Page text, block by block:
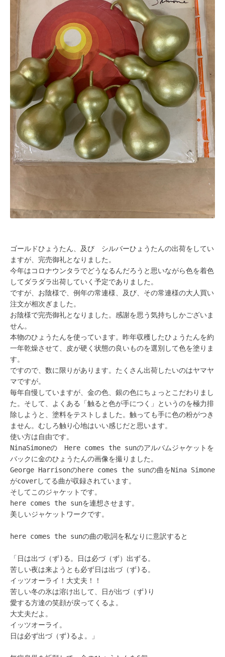
ゴールドひょうたん、及び シルバーひょうたんの出荷をしてい
ますが、完売御礼となりました。
今年はコロナウンタラでどうなるんだろうと思いながら色を着色
してダラダラ出荷していく予定でありました。
ですが、お陰様で、例年の常連様、及び、その常連様の大人買い
注文が相次ぎました。
お陰様で完売御礼となりました。感謝を思う気持ちしかございま
せん。
本物のひょうたんを使っています。昨年収穫したひょうたんを約
一年乾燥させて、皮が硬く状態の良いものを選別して色を塗りま
す。
ですので、数に限りがあります。たくさん出荷したいのはヤマヤ
マですが。
毎年自慢していますが、金の色、銀の色にちょっとこだわりまし
た。そして、よくある「触ると色が手につく」というのを極力排
除しようと、塗料をテストしました。触っても手に色の粉がつき
ません。むしろ触り心地はいい感じだと思います。
使い方は自由です。
NinaSimoneの Here comes the sunのアルバムジャケットを
バックに金のひょうたんの画像を撮りました。
George Harrisonのhere comes the sunの曲をNina Simone
がcoverしてる曲が収録されています。
そしてこのジャケットです。
here comes the sunを連想させます。
美しいジャケットワークです。
here comes the sunの曲の歌詞を私なりに意訳すると
「日は出づ（ず)る。日は必づ（ず）出ずる。
苦しい夜は来ようとも必ず日は出づ（ず)る。
イッツオーライ！大丈夫！！
苦しい冬の氷は溶け出して、日が出づ（ず)り
愛する方達の笑顔が戻ってくるよ。
大丈夫だよ。
イッツオーライ。
日は必ず出づ（ず)るよ。」